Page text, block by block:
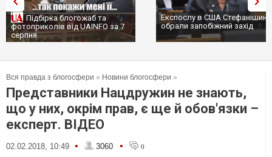
Підбірка блогожаб та
фотоприколів від UAINFO за 7
серпня
Експослу в США Стефанішиній
обрали запобіжний захід
Вся правда з блогосфери » Новини блогосфери »
Представники Нацдружин не знають,
що у них, окрім прав, є ще й обов'язки –
експерт. ВІДЕО
02.02.2018, 10:49 • 3060 • 0